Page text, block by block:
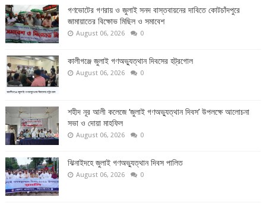
গণভোটের গণরায় ও জুলাই সনদ বাস্তবায়নের দাবিতে কোটচাঁদপুরে
জামায়াতের বিক্ষোভ মিছিল ও সমাবেশ
August 06, 2026 0
কালীগঞ্জে জুলাই গণঅভ্যুত্থান দিবসের হট্রগোল
August 06, 2026 0
শহীদ নূর আলী কলেজে ‘জুলাই গণঅভ্যুত্থান দিবস’ উপলক্ষে আলোচনা
সভা ও দোয়া মাহফিল
August 06, 2026 0
ঝিনাইদহে জুলাই গণঅভ্যুত্থান দিবস পালিত
August 06, 2026 0